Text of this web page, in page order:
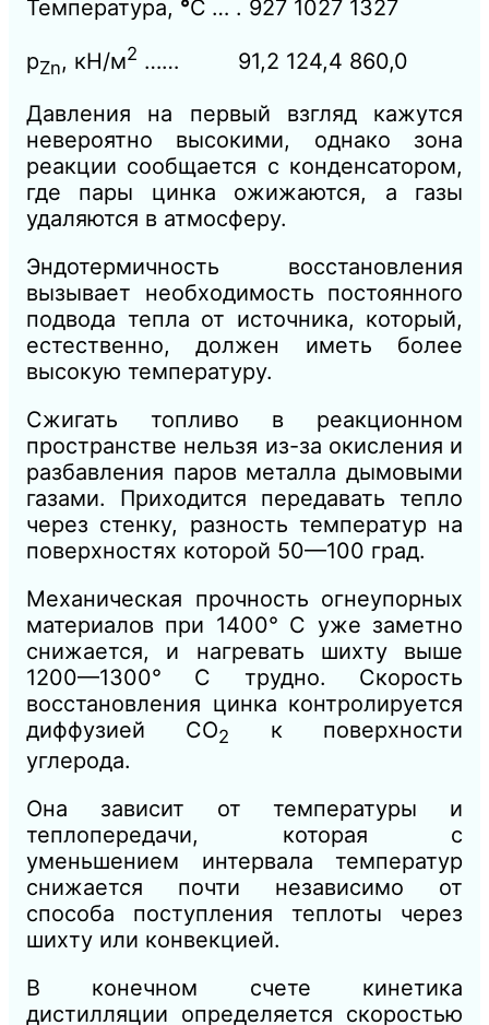
Температура, °С … . 927 1027 1327
pZn, кН/м2 …… 91,2 124,4 860,0
Давления на первый взгляд кажутся
невероятно высокими, однако зона
реакции сообщается с конденсатором,
где пары цинка ожижаются, а газы
удаляются в атмосферу.
Эндотермичность восстановления
вызывает необходимость постоянного
подвода тепла от источника, который,
естественно, должен иметь более
высокую температуру.
Сжигать топливо в реакционном
пространстве нельзя из-за окисления и
разбавления паров металла дымовыми
газами. Приходится передавать тепло
через стенку, разность температур на
поверхностях которой 50—100 град.
Механическая прочность огнеупорных
материалов при 1400° С уже заметно
снижается, и нагревать шихту выше
1200—1300° С трудно. Скорость
восстановления цинка контролируется
диффузией СO2
к поверхности
углерода.
Она зависит от температуры и
теплопередачи, которая с
уменьшением интервала температур
снижается почти независимо от
способа поступления теплоты через
шихту или конвекцией.
В конечном счете кинетика
дистилляции определяется скоростью